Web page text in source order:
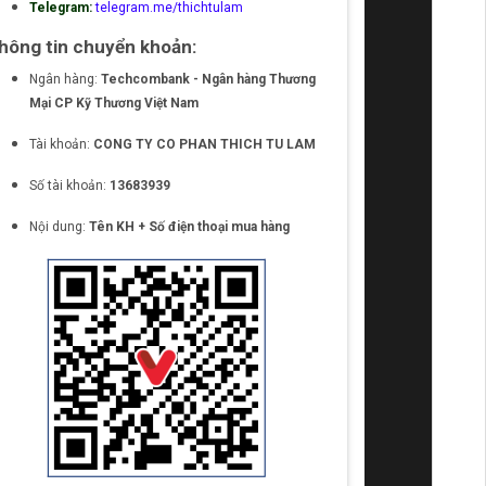
Telegram: telegram.me/thichtulam
tin chuyển khoản:
Ngân hàng: Techcombank - Ngân hàng Thương
Mại CP Kỹ Thương Việt Nam
Tài khoản: CONG TY CO PHAN THICH TU LAM
Số tài khoản: 13683939
Nội dung: Tên KH + Số điện thoại mua hàng